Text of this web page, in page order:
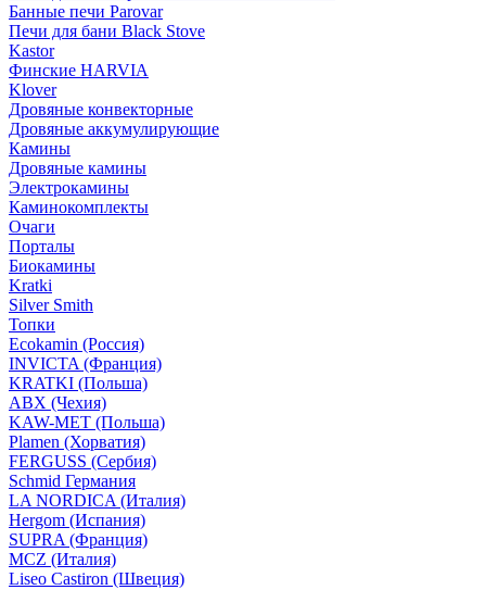
Банные печи Parovar
Печи для бани Black Stove
Kastor
Финские HARVIA
Klover
Дровяные конвекторные
Дровяные аккумулирующие
Камины
Дровяные камины
Электрокамины
Каминокомплекты
Очаги
Порталы
Биокамины
Kratki
Silver Smith
Топки
Ecokamin (Россия)
INVICTA (Франция)
KRATKI (Польша)
ABX (Чехия)
KAW-MET (Польша)
Plamen (Хорватия)
FERGUSS (Сербия)
Schmid Германия
LA NORDICA (Италия)
Hergom (Испания)
SUPRA (Франция)
MCZ (Италия)
Liseo Castiron (Швеция)